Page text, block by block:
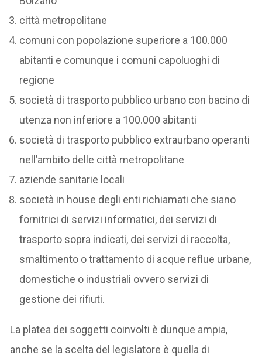
città metropolitane
comuni con popolazione superiore a 100.000
abitanti e comunque i comuni capoluoghi di
regione
società di trasporto pubblico urbano con bacino di
utenza non inferiore a 100.000 abitanti
società di trasporto pubblico extraurbano operanti
nell’ambito delle città metropolitane
aziende sanitarie locali
società in house degli enti richiamati che siano
fornitrici di servizi informatici, dei servizi di
trasporto sopra indicati, dei servizi di raccolta,
smaltimento o trattamento di acque reflue urbane,
domestiche o industriali ovvero servizi di
gestione dei rifiuti.
La platea dei soggetti coinvolti è dunque ampia,
anche se la scelta del legislatore è quella di